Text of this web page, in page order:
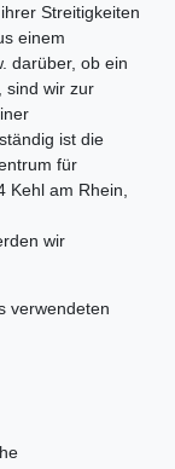
Streitigkeiten
einem
darüber, ob ein
sind wir zur
ist die
für
am Rhein,
wir
verwendeten